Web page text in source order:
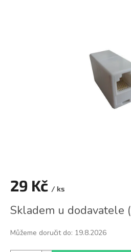
29 Kč / ks
cena:
Skladem u dodavatele (
Můžeme doručit do: 19.8.2026